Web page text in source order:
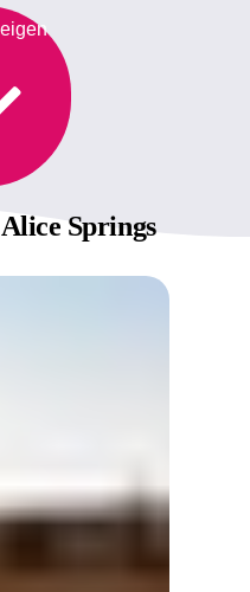
Mehr anzeigen
Alice Springs